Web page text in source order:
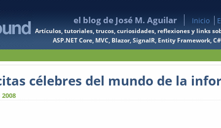
el blog de José M. Aguilar Inicio
Artículos, tutoriales, trucos, curiosidades, reflexiones y links
ASP.NET Core, MVC, Blazor, SignalR, Entity Framework,
célebres del mundo de la